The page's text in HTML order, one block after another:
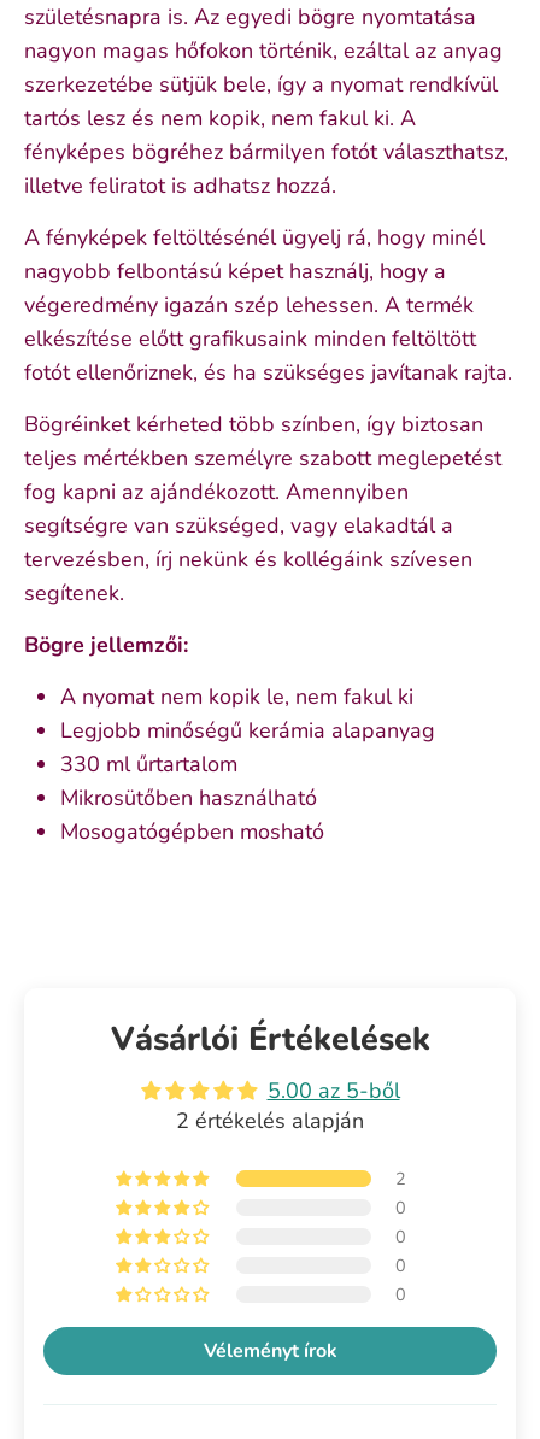
születésnapra is. Az egyedi bögre nyomtatása
nagyon magas hőfokon történik, ezáltal az anyag
szerkezetébe sütjük bele, így a nyomat rendkívül
tartós lesz és nem kopik, nem fakul ki. A
fényképes bögréhez bármilyen fotót választhatsz,
illetve feliratot is adhatsz hozzá.
A fényképek feltöltésénél ügyelj rá, hogy minél
nagyobb felbontású képet használj, hogy a
végeredmény igazán szép lehessen. A termék
elkészítése előtt grafikusaink minden feltöltött
fotót ellenőriznek, és ha szükséges javítanak rajta.
Bögréinket kérheted több színben, így biztosan
teljes mértékben személyre szabott meglepetést
fog kapni az ajándékozott. Amennyiben
segítségre van szükséged, vagy elakadtál a
tervezésben, írj nekünk és kollégáink szívesen
segítenek.
Bögre jellemzői:
A nyomat nem kopik le, nem fakul ki
Legjobb minőségű kerámia alapanyag
330 ml űrtartalom
Mikrosütőben használható
Mosogatógépben mosható
Vásárlói Értékelések
5.00 az 5-ből
2 értékelés alapján
2
0
0
0
0
Véleményt írok